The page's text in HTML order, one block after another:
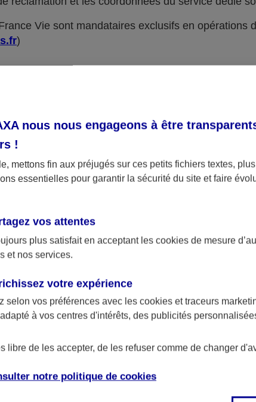
Vie sont mandataires exclusifs en opérations
)
€,
€
Sardou
des assurances
Réserves
nous nous engageons à être
!
mettons fin aux préjugés sur ces petits fichiers textes,
essentielles pour garantir la sécurité du site et faire
vos attentes
plus satisfait en acceptant les cookies de mesure
et nos services.
votre expérience
selon vos préférences avec les cookies et traceurs
à vos centres d'intérêts, des publicités
libre de les accepter, de les refuser comme de changer
notre politique de cookies